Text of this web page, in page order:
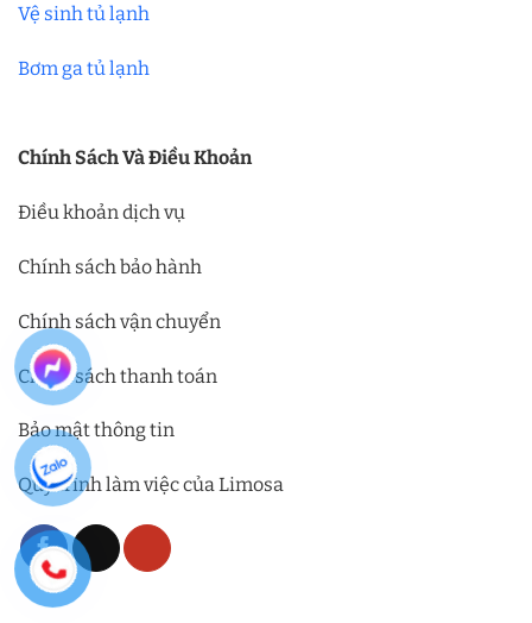
Vệ sinh tủ lạnh
Bơm ga tủ lạnh
Chính Sách Và Điều Khoản
Điều khoản dịch vụ
Chính sách bảo hành
Chính sách vận chuyển
Chính sách thanh toán
Bảo mật thông tin
Quy trình làm việc của Limosa